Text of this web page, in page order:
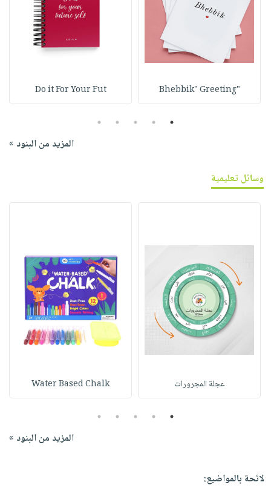
"Bhebbik" Greeting
Do it For Your Fut
1
2
3
4
5
المزيد من البنود »
وسائل تعليمية
عجلة المجرورات Water Based Chalk
1
2
3
4
5
المزيد من البنود »
لائحة بالمواضيع: